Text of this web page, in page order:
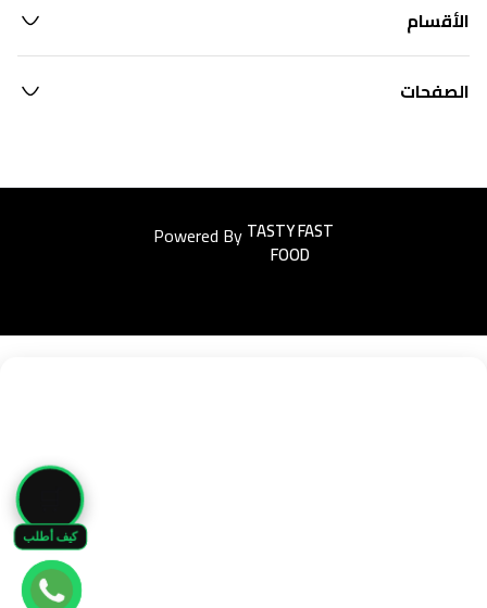
كيف أطلب
الأقسام
الصفحات
Powered ByEasyorders